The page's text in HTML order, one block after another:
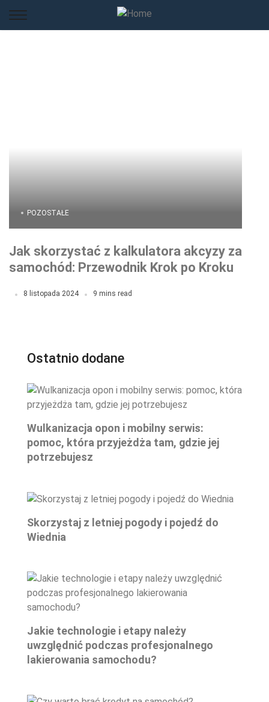
POZOSTAŁE
Jak skorzystać z kalkulatora akcyzy za
samochód: Przewodnik Krok po Kroku
8 listopada 2024 9 mins read
Ostatnio dodane
Wulkanizacja opon i mobilny serwis:
pomoc, która przyjeżdża tam, gdzie jej
potrzebujesz
Skorzystaj z letniej pogody i pojedź do
Wiednia
Jakie technologie i etapy należy
uwzględnić podczas profesjonalnego
lakierowania samochodu?